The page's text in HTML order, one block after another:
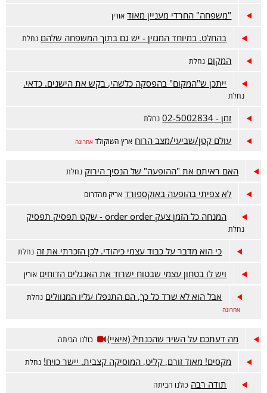
"משפחה" החרדי מעניין מאוד אורין
בהחלט. במיוחד המגזין - יש גם בתוך המשפחה שלהם נחלת
המקום נחלת
ייתכן ש"המקום" בהפסקה כלשהי, בקש את הישנים. כדאי.
נחלת
זמן - 02-5002834 נחלת
עולם קטן/שביעי/מצב הרוח ארץ השוקולד אחרונה
האם ראיתם את "ההופעה" של הנסיך הירוק נחלת
לא צפיתי בהופעה באוקספורד אריק מהדרום
המנחה כל הזמן צעק order order - שקט תפסיק תפסיק
נחלת
כי הוא מדבר על כבוד עצמי כיהודי. לכן הזכרתי את זה נחלת
ויש לו בטחון עצמי שבטוח ישרוד את האנגלים הדוחים אורין
אבל הוא לא שרד כל כך, הם התנפלו עליו המנוולים נחלת
אחרונה
מה דעתכם על השיר שהכנתי? (איאיי) כולנו הביתה
מקסים! מאוד זורם, קליט, המוסיקה קצבית. יישר כויח! נחלת
תודה רבה כולנו הביתה